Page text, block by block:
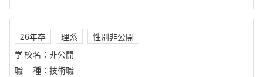
26年卒 理系
性別非公開
学校名 ： 非公開
職種 ： 技術職